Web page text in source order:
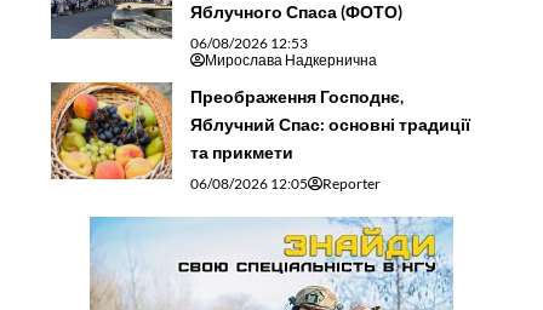
Яблучного Спаса (ФОТО)
06/08/2026 12:53
Мирослава Надкернична
Преображення Господнє,
Яблучний Спас: основні традиції
та прикмети
06/08/2026 12:05 Reporter